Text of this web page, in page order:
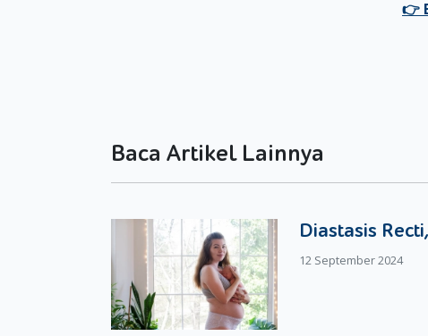
Langkah selanjutnya adalah memakai penanda
Setelah si kecil mulai mengenal dengan tanggal
Membuat Jadwal Aktivitas Si Kecil
Bila si kecil sudah paham dengan hal – hal diatas,
sudah berusia 5-6 tahun. Buatlah jadwal kegiatan
si kecil harus berangkat sekolah, pukul 12.00 siang
Baca Artikel Lainnya
Diastasis
12 September 2024